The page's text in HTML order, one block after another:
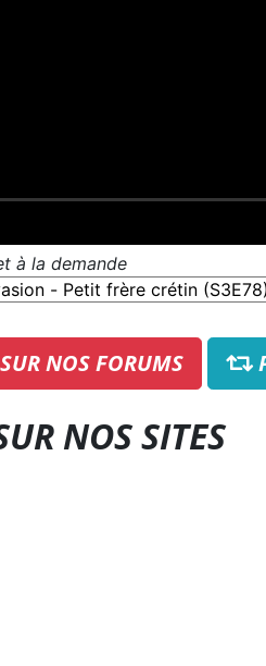
à la demande
NOS FORUMS
NOS SITES